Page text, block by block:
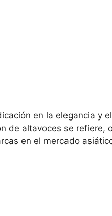
en la elegancia y
de altavoces se refiere,
en el mercado